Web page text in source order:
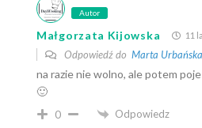
Autor
Małgorzata Kijowska 11
Odpowiedź do Marta Urbańska
na razie nie wolno, ale potem
🙂
0 Odpowiedz